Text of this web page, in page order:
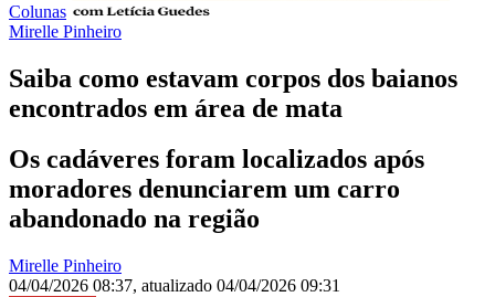
Colunas
Mirelle Pinheiro
Saiba como estavam corpos dos baianos
encontrados em área de mata
Os cadáveres foram localizados após
moradores denunciarem um carro
abandonado na região
Mirelle Pinheiro
04/04/2026 08:37, atualizado 04/04/2026 09:31